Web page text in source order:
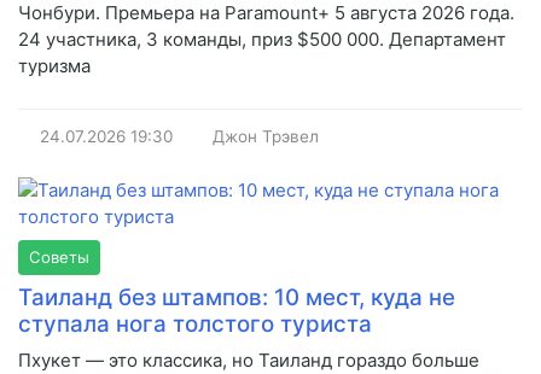
Чонбури. Премьера на Paramount+ 5 августа 2026 года.
24 участника, 3 команды, приз $500 000. Департамент
туризма
24.07.2026 19:30 Джон Трэвел
Советы
Таиланд без штампов: 10 мест, куда не
ступала нога толстого туриста
Пхукет — это классика, но Таиланд гораздо больше